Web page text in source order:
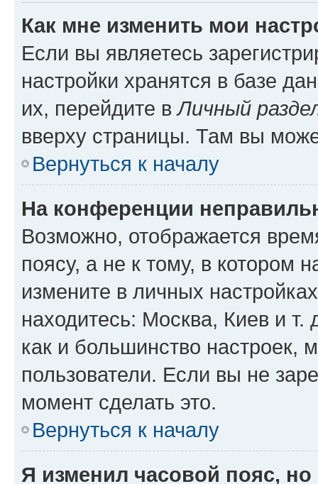
Как мне изменить мои
Если вы являетесь
настройки хранятся в базе
их, перейдите вЛичный
вверху страницы. Там вы
Вернуться к началу
На конференции
Возможно, отображается
поясу, а не к тому, в котором
измените в личных
находитесь: Москва, Киев и т.
как и большинство настроек,
пользователи. Если вы не
момент сделать это.
Вернуться к началу
Я изменил часовой пояс,